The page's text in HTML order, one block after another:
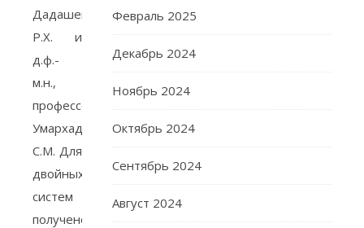
Дадашева
Р.Х. и
д.ф.-
м.н.,
профессора
Умархаджиева
С.М. Для
двойных
систем
получено
Февраль 2025
Декабрь 2024
Ноябрь 2024
Октябрь 2024
Сентябрь 2024
Август 2024